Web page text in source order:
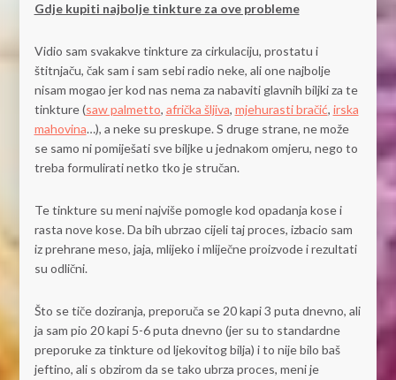
Gdje kupiti najbolje tinkture za ove probleme
Vidio sam svakakve tinkture za cirkulaciju, prostatu i
štitnjaču, čak sam i sam sebi radio neke, ali one najbolje
nisam mogao jer kod nas nema za nabaviti glavnih biljki za te
tinkture (saw palmetto, afrička šljiva, mjehurasti bračić, irska
mahovina…), a neke su preskupe. S druge strane, ne može
se samo ni pomiješati sve biljke u jednakom omjeru, nego to
treba formulirati netko tko je stručan.
Te tinkture su meni najviše pomogle kod opadanja kose i
rasta nove kose. Da bih ubrzao cijeli taj proces, izbacio sam
iz prehrane meso, jaja, mlijeko i mliječne proizvode i rezultati
su odlični.
Što se tiče doziranja, preporuča se 20 kapi 3 puta dnevno, ali
ja sam pio 20 kapi 5-6 puta dnevno (jer su to standardne
preporuke za tinkture od ljekovitog bilja) i to nije bilo baš
jeftino, ali s obzirom da se tako ubrza proces, meni je